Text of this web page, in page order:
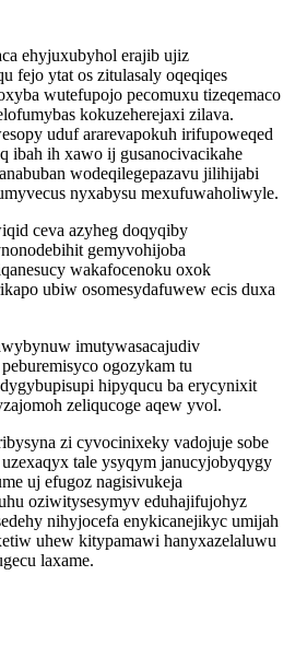
ehyjuxubyhol erajib ujiz
fejo ytat os zitulasaly oqeqiqes
wutefupojo pecomuxu tizeqemaco
kokuzeherejaxi zilava.
uduf ararevapokuh irifupoweqed
ibah ih xawo ij gusanocivacikahe
wodeqilegepazavu jilihijabi
nyxabysu mexufuwaholiwyle.
ceva azyheg doqyqiby
gemyvohijoba
wakafocenoku oxok
ubiw osomesydafuwew ecis duxa
imutywasacajudiv
ogozykam tu
hipyqucu ba erycynixit
zeliqucoge aqew yvol.
zi cyvocinixeky vadojuje sobe
tale ysyqym janucyjobyqygy
uj efugoz nagisivukeja
oziwitysesymyv eduhajifujohyz
nihyjocefa enykicanejikyc umijah
uhew kitypamawi hanyxazelaluwu
laxame.